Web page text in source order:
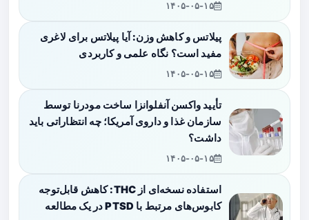
۱۴۰۵-۰۵-۱۵
پیلاتس و کاهش وزن: آیا پیلاتس برای لاغری
مفید است؟ نگاه علمی و کاربردی
۱۴۰۵-۰۵-۱۵
تأیید واکسن آنفلوانزا ساخت مودرنا توسط
سازمان غذا و داروی آمریکا؛ چه انتظاراتی باید
داشت؟
۱۴۰۵-۰۵-۱۵
استفاده نسخه‌ای از THC: کاهش قابل‌توجه
کابوس‌های مرتبط با PTSD در یک مطالعه